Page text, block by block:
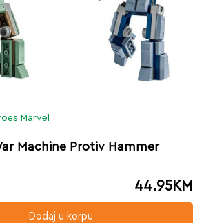
Marvel
Machine Protiv Hammer
44.95KM
Dodaj u korpu